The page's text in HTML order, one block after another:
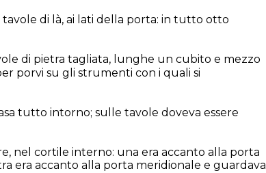
di là, ai lati della porta: in tutto otto
di pietra tagliata, lunghe un cubito e mezzo
porvi su gli strumenti con i quali si
tutto intorno; sulle tavole doveva essere
nel cortile interno: una era accanto alla porta
era accanto alla porta meridionale e guardava